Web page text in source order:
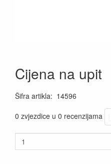
Cijena na upit
Šifra artikla: 14596
0 zvjezdice u 0 recenzijama